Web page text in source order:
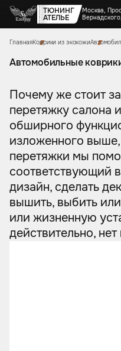
ТЮНИНГ
АТЕЛЬЕ
Москва,
Telegram WhatsApp
Цены
Услуги
Перетяжка салона
Детейлинг
Оклейка автомобилей
Аквапринт
Тюнинг руля
Ремонт автомобильных
Ремонт кузова и покраска
Автозвук
Аксессуары
Коврики из экокожи
Тиснение на коже
Подушки из алькантары
Накидки на сиденья из
Защитные накидки для
спинок сидений для детей
ГлавнаяКоврики из экокожи
Автомобильные
Почему же стоит
перетяжку салона
обширного
изложенного
перетяжки мы
соответствующий
дизайн, сделать
вышить, выбить
или жизненную
действительно,